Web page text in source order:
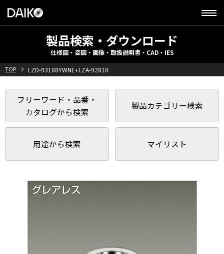
製品検索・ダウンロード
仕様図・姿図・画像・取扱説明書・CAD・IES
TOP LZD-93108YWNE+LZA-92810
フリーワード・品番・
カタログから検索
製品カテゴリー検索
用途から検索 マイリスト